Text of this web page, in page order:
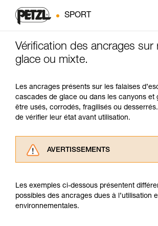
SPORT
Vérification des ancrages sur
glace ou mixte.
Les ancrages présents sur les falaises
cascades de glace ou dans les canyons et
être usés, corrodés, fragilisés ou
de vérifier leur état avant utilisation.
AVERTISSEMENTS
consulter. Vous devez avoir
informations de la notice
pouvoir comprendre ce
Les exemples ci-dessous présentent
possibles des ancrages dues à l’utilisation
environnementales.